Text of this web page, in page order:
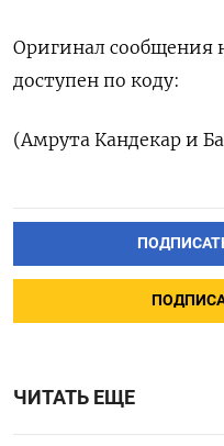
Оригинал сообщения
доступен по коду:
(Амрута Кандекар и
ЧИТАТЬ ЕЩЕ